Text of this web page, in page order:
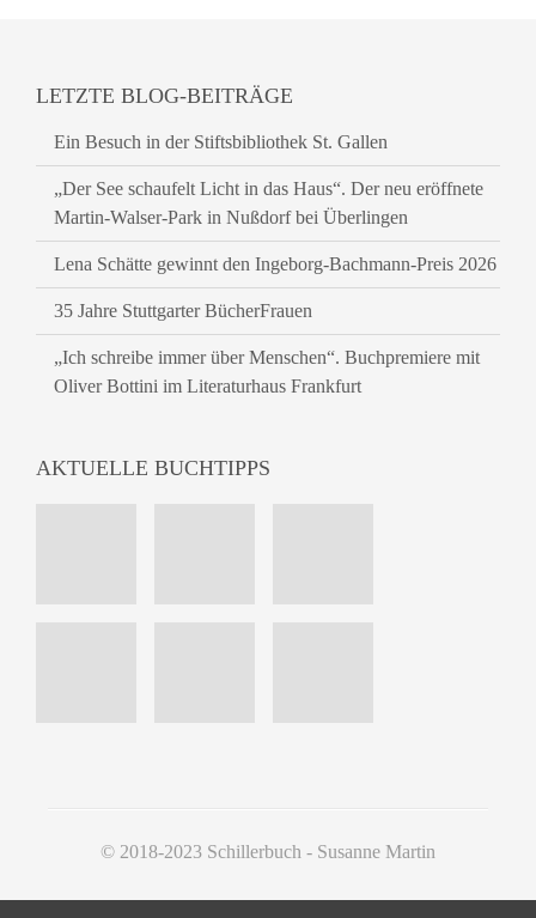
LETZTE BLOG-BEITRÄGE
Ein Besuch in der Stiftsbibliothek St. Gallen
„Der See schaufelt Licht in das Haus“. Der neu eröffnete
Martin-Walser-Park in Nußdorf bei Überlingen
Lena Schätte gewinnt den Ingeborg-Bachmann-Preis 2026
35 Jahre Stuttgarter BücherFrauen
„Ich schreibe immer über Menschen“. Buchpremiere mit
Oliver Bottini im Literaturhaus Frankfurt
AKTUELLE BUCHTIPPS
© 2018-2023 Schillerbuch - Susanne Martin